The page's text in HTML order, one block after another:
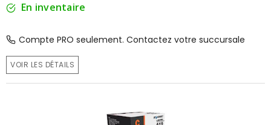
En inventaire
Compte PRO seulement. Contactez votre succursale
VOIR LES DÉTAILS